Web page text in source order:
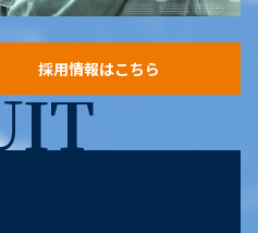
採用情報はこちら